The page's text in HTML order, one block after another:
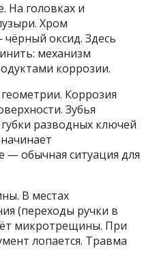
На головках и
Хром
оксид. Здесь
механизм
коррозии.
Коррозия
Зубья
разводных ключей
— обычная ситуация для
В местах
(переходы ручки в
микротрещины. При
лопается. Травма